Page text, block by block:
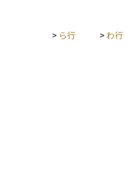
> ら行 > わ行